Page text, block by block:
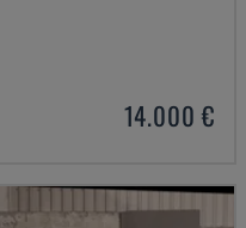
14.000 €